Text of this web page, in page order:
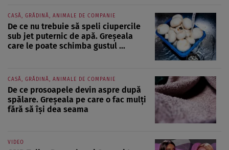
CASĂ, GRĂDINĂ, ANIMALE DE COMPANIE
De ce nu trebuie să speli ciupercile
sub jet puternic de apă. Greșeala
care le poate schimba gustul ...
CASĂ, GRĂDINĂ, ANIMALE DE COMPANIE
De ce prosoapele devin aspre după
spălare. Greșeala pe care o fac mulți
fără să își dea seama
VIDEO